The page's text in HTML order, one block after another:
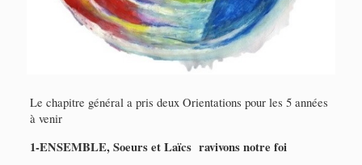
Le chapitre général a pris deux Orientations pour les 5 années
à venir
1-ENSEMBLE, Soeurs et Laïcs ravivons notre foi